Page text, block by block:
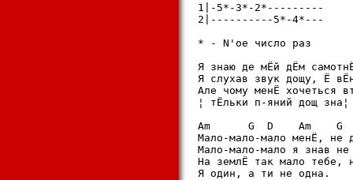
1|-5*-3*-2*---------
2|----------5*-4*---
* - N'ое число раз
Я знаю де мЁй дЁм
Я слухав звук дощу, Ё
Але чому менЁ хочеться
¦ тЁльки п-яний дощ
Am      G  D    Am    G
Мало-мало-мало менЁ, не
Мало-мало-мало я знав
Hа землЁ так мало тебе,
Я один, а ти не одна.